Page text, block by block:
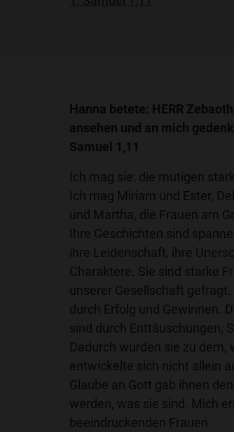
Hanna betete: HERR
ansehen und an mich
Samuel 1,11
Ich mag sie: die mutigen
Ich mag Miriam und Ester,
und Martha, die Frauen am
Ihre Geschichten sind
ihre Leidenschaft, ihre
Charaktere. Sie sind starke
unserer Gesellschaft
durch Erfolg und Gewinnen.
sind durch Enttäuschungen,
Dadurch wurden sie zu dem,
entwickelte sich nicht allein
Glaube an Gott gab ihnen
werden, was sie sind. Mich
beeindruckenden Frauen.